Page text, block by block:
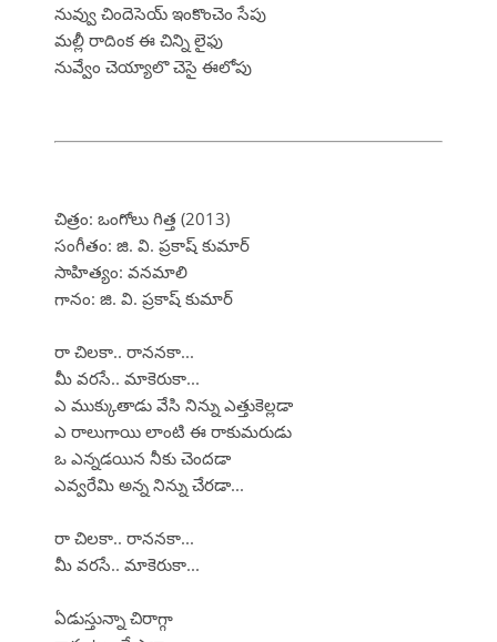
నువ్వు చిందెసెయ్ ఇంకొంచెం సేపు
మల్లీ రాదింక ఈ చిన్ని లైఫు
నువ్వేం చెయ్యాలొ చెసై ఈలోపు
చిత్రం: ఒంగోలు గిత్త (2013)
సంగీతం: జి. వి. ప్రకాష్ కుమార్
సాహిత్యం: వనమాలి
గానం: జి. వి. ప్రకాష్ కుమార్
రా చిలకా.. రాననకా...
మీ వరసే.. మాకెరుకా...
ఎ ముక్కుతాడు వేసి నిన్ను ఎత్తుకెల్లడా
ఎ రాలుగాయి లాంటి ఈ రాకుమరుడు
ఒ ఎన్నడయిన నీకు చెందడా
ఎవ్వరేమి అన్న నిన్ను చేరడా...
రా చిలకా.. రాననకా...
మీ వరసే.. మాకెరుకా...
ఏడుస్తున్నా చిరాగ్గా